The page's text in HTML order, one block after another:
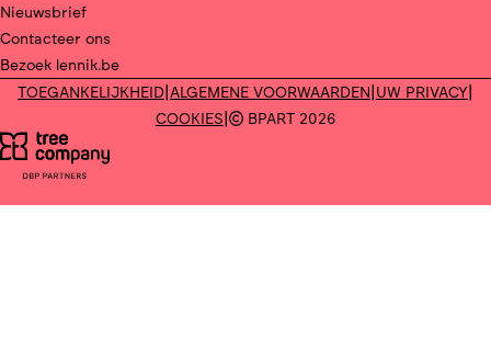
Nieuwsbrief
Contacteer ons
Bezoek lennik.be
TOEGANKELIJKHEID ALGEMENE VOORWAARDEN UW PRIVACY
COOKIES BPART 2026